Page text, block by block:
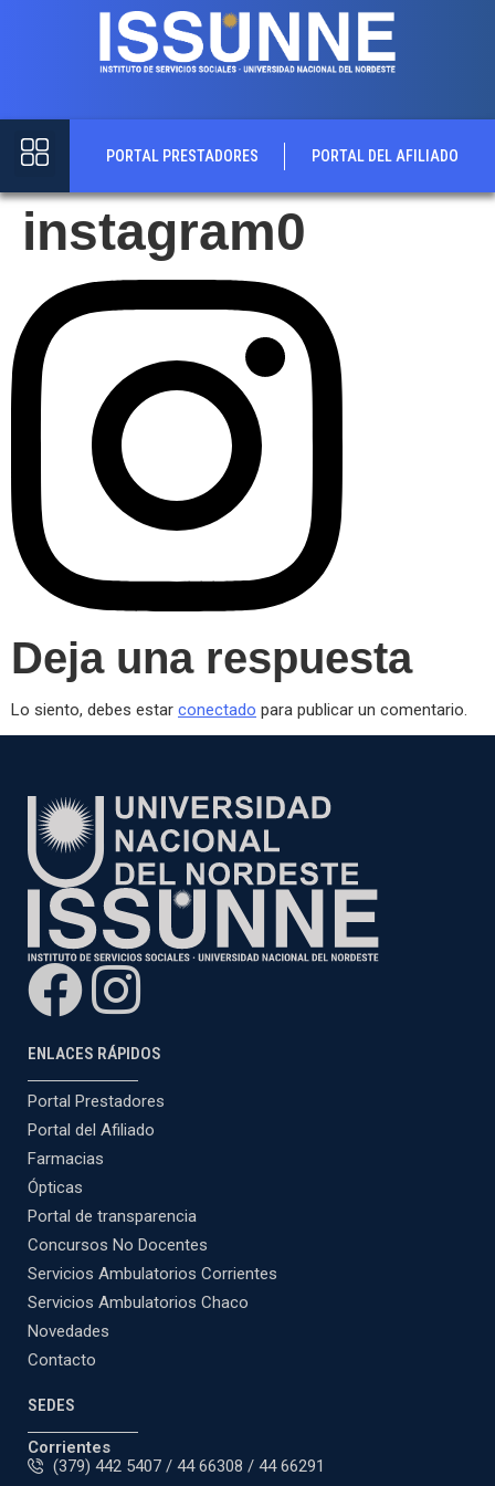
PORTAL PRESTADORES PORTAL DEL AFILIADO
instagram0
Deja una respuesta
Lo siento, debes estar conectado para publicar un comentario.
ENLACES RÁPIDOS
Portal Prestadores
Portal del Afiliado
Farmacias
Ópticas
Portal de transparencia
Concursos No Docentes
Servicios Ambulatorios Corrientes
Servicios Ambulatorios Chaco
Novedades
Contacto
SEDES
Corrientes
(379) 442 5407 / 44 66308 / 44 66291